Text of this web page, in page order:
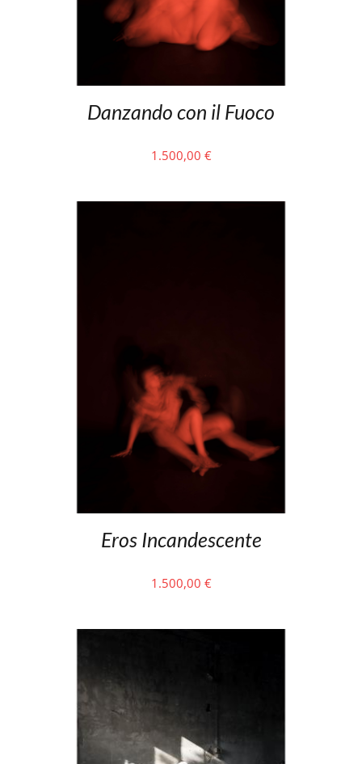
Danzando con il Fuoco
1.500,00 €
Eros Incandescente
1.500,00 €